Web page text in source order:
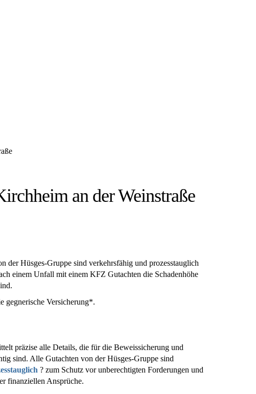
an der Weinstraße
Hüsges-Gruppe sind verkehrsfähig und prozesstauglich
einem Unfall mit einem KFZ Gutachten die Schadenhöhe
gegnerische Versicherung*.
präzise alle Details, die für die Beweissicherung und
sind. Alle Gutachten von der Hüsges-Gruppe sind
? zum Schutz vor unberechtigten Forderungen und
finanziellen Ansprüche.